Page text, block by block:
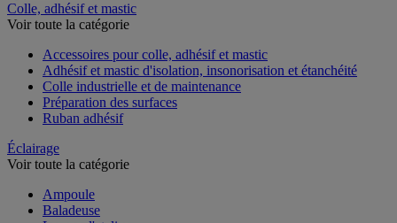
Colle, adhésif et mastic
Voir toute la catégorie
Accessoires pour colle, adhésif et mastic
Adhésif et mastic d'isolation, insonorisation et étanchéité
Colle industrielle et de maintenance
Préparation des surfaces
Ruban adhésif
Éclairage
Voir toute la catégorie
Ampoule
Baladeuse